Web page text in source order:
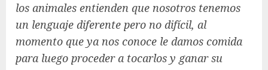
los animales entienden que nosotros tenemos
un lenguaje diferente pero no difícil, al
momento que ya nos conoce le damos comida
para luego proceder a tocarlos y ganar su